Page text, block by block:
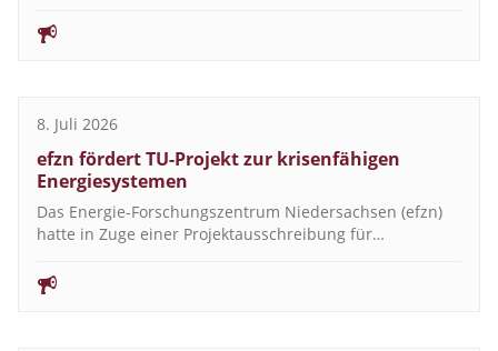
8. Juli 2026
efzn fördert TU-Projekt zur krisenfähigen
Energiesystemen
Das Energie-Forschungszentrum Niedersachsen (efzn)
hatte in Zuge einer Projektausschreibung für…